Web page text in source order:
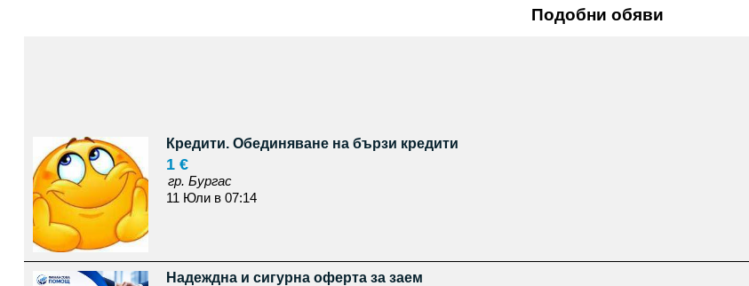
Подобни обяви
Кредити. Обединяване на бързи кредити
1 €
гр. Бургас
11 Юли в 07:14
Надеждна и сигурна оферта за заем